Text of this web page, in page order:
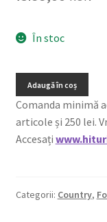
În stoc
Adaugă în coș
Comanda minimă
articole și 250 lei.
Accesați
Categorii: Country,